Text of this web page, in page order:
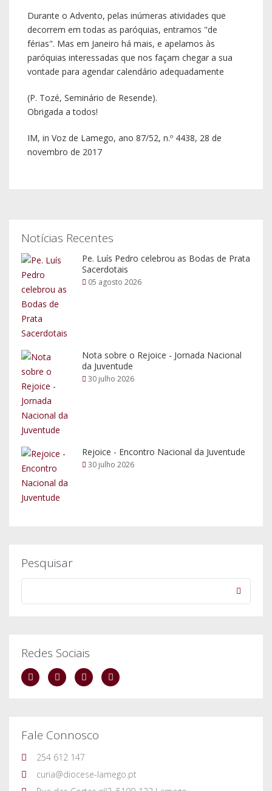
Durante o Advento, pelas inúmeras atividades que
decorrem em todas as paróquias, entramos "de
férias". Mas em Janeiro há mais, e apelamos às
paróquias interessadas que nos façam chegar a sua
vontade para agendar calendário adequadamente
(P. Tozé, Seminário de Resende).
Obrigada a todos!
IM, in Voz de Lamego, ano 87/52, n.º 4438, 28 de
novembro de 2017
Notícias Recentes
Pe. Luís Pedro celebrou as Bodas de Prata
Sacerdotais
05 agosto 2026
Nota sobre o Rejoice - Jornada Nacional
da Juventude
30 julho 2026
Rejoice - Encontro Nacional da Juventude
30 julho 2026
Pesquisar
Redes Sociais
Fale Connosco
254 612 147
curia@diocese-lamego.pt